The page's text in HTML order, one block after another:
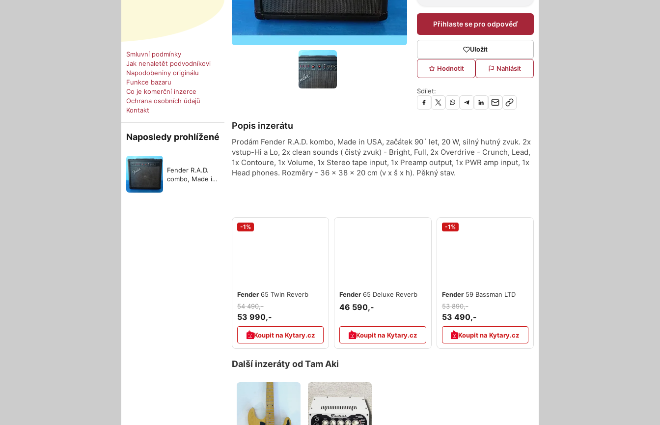
Smluvní podmínky
Jak nenaletět podvodníkovi
Napodobeniny originálu
Funkce bazaru
Co je komerční inzerce
Ochrana osobních údajů
Kontakt
Naposledy prohlížené
Fender R.A.D.
combo, Made in
Přihlaste se pro odpověď
Uložit
Hodnotit Nahlásit
Sdílet:
Popis inzerátu
Prodám Fender R.A.D. kombo, Made in USA, začátek 90´ let, 20 W, silný hutný zvuk. 2x
vstup-Hi a Lo, 2x clean sounds ( čistý zvuk) - Bright, Full, 2x Overdrive - Crunch, Lead,
1x Contoure, 1x Volume, 1x Stereo tape input, 1x Preamp output, 1x PWR amp input, 1x
Head phones. Rozměry - 36 x 38 x 20 cm (v x š x h). Pěkný stav.
-1%
Fender 65 Twin Reverb
54 490,-
53 990,-
Koupit na Kytary.cz
Fender 65 Deluxe Reverb
46 590,-
Koupit na Kytary.cz
-1%
Fender 59 Bassman LTD
53 890,-
53 490,-
Koupit na Kytary.cz
Další inzeráty od Tam Aki